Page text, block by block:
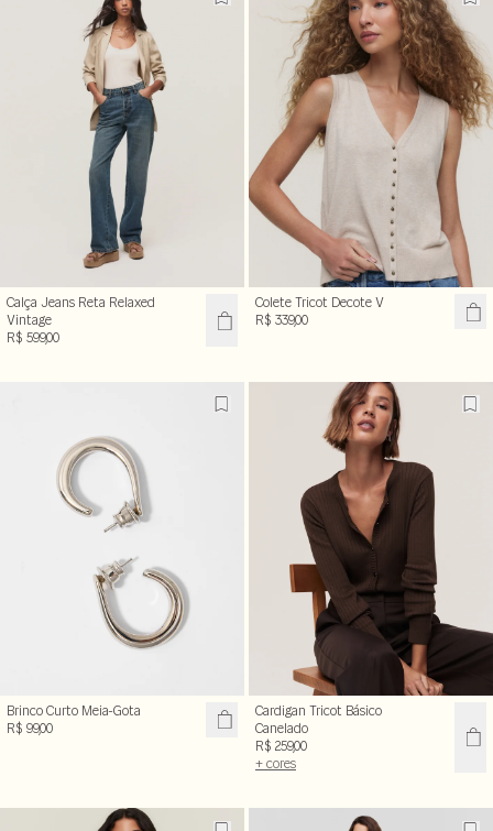
Calça Jeans Reta Relaxed
Vintage
R$ 599,00
Colete Tricot Decote V
R$ 339,00
Brinco Curto Meia-Gota
R$ 99,00
Cardigan Tricot Básico
Canelado
R$ 259,00
+ cores